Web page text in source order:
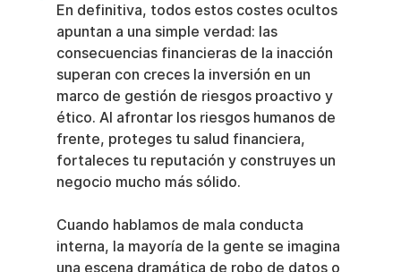
En definitiva, todos estos costes ocultos
apuntan a una simple verdad: las
consecuencias financieras de la inacción
superan con creces la inversión en un
marco de gestión de riesgos proactivo y
ético. Al afrontar los riesgos humanos de
frente, proteges tu salud financiera,
fortaleces tu reputación y construyes un
negocio mucho más sólido.
Cuando hablamos de mala conducta
interna, la mayoría de la gente se imagina
una escena dramática de robo de datos o